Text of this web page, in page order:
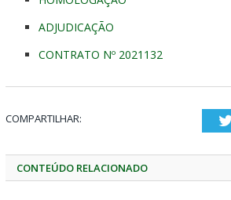
ADJUDICAÇÃO
CONTRATO Nº 2021132
COMPARTILHAR:
CONTEÚDO RELACIONADO